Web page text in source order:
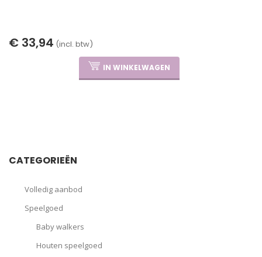
€ 33,94 (incl. btw)
IN WINKELWAGEN
CATEGORIEËN
Volledig aanbod
Speelgoed
Baby walkers
Houten speelgoed